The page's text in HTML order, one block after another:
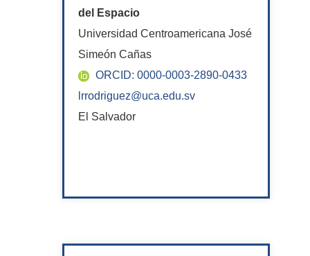
del Espacio
Universidad Centroamericana José
Simeón Cañas
ORCID: 0000-0003-2890-0433
lrrodriguez@uca.edu.sv
El Salvador